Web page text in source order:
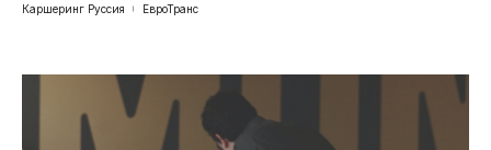
Каршеринг Руссия
ЕвроТранс